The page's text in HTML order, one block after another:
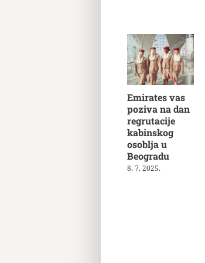
Emirates vas
poziva na dan
regrutacije
kabinskog
osoblja u
Beogradu
8. 7. 2025.